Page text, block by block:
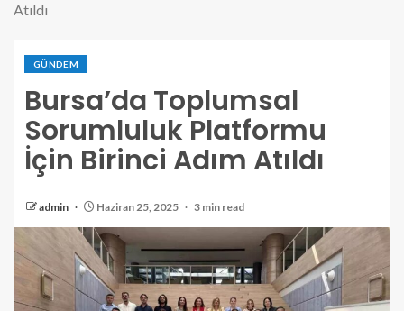
Atıldı
GÜNDEM
Bursa’da Toplumsal
Sorumluluk Platformu
İçin Birinci Adım Atıldı
admin Haziran 25, 2025 3 min read